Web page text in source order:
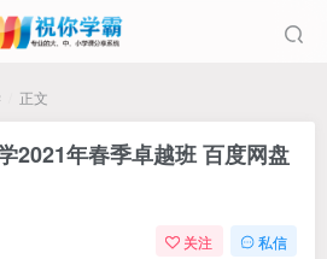
正文
2021年春季卓越班 百度网盘
关注 私信